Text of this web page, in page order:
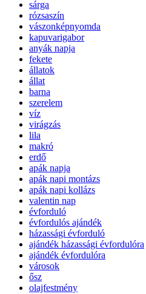
sárga
rózsaszín
vászonképnyomda
kapuvarigabor
anyák napja
fekete
állatok
állat
barna
szerelem
víz
virágzás
lila
makró
erdő
apák napja
apák napi montázs
apák napi kollázs
valentin nap
évforduló
évfordulós ajándék
házassági évforduló
ajándék házassági évfordulóra
ajándék évfordulóra
városok
ősz
olajfestmény